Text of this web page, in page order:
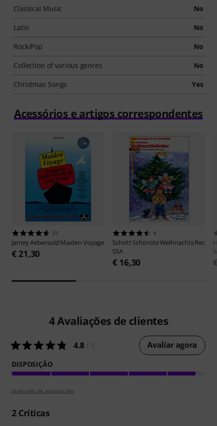
Classical Music No
Latin No
Rock/Pop No
Collection of various genres No
Christmas Songs Yes
Acessórios e artigos correspondentes
21
Jamey Aebersold Maiden Voyage
€ 21,30
4
Schott Schönste Weihnachts Rec
SSA
€ 16,30
4Avaliações de clientes
4.8 Avaliar agora
DISPOSIÇÃO
Diretrizes de apreciações
2Críticas